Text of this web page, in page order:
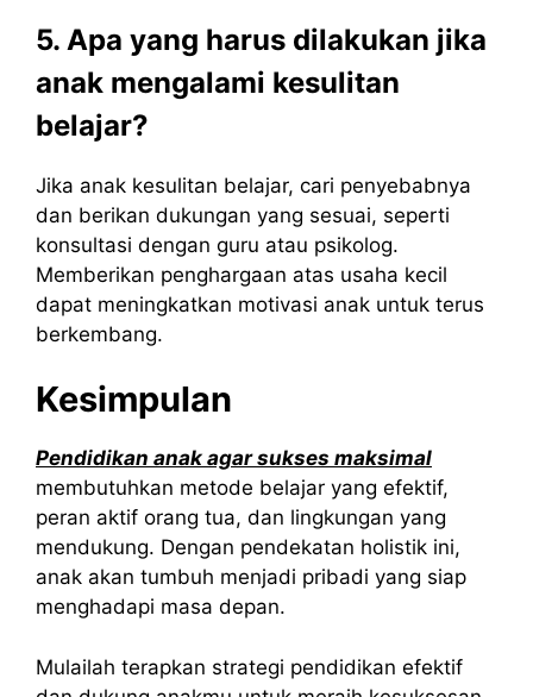
5. Apa yang harus dilakukan jika
anak mengalami kesulitan
belajar?
Jika anak kesulitan belajar, cari penyebabnya
dan berikan dukungan yang sesuai, seperti
konsultasi dengan guru atau psikolog.
Memberikan penghargaan atas usaha kecil
dapat meningkatkan motivasi anak untuk terus
berkembang.
Kesimpulan
Pendidikan anak agar sukses maksimal
membutuhkan metode belajar yang efektif,
peran aktif orang tua, dan lingkungan yang
mendukung. Dengan pendekatan holistik ini,
anak akan tumbuh menjadi pribadi yang siap
menghadapi masa depan.
Mulailah terapkan strategi pendidikan efektif